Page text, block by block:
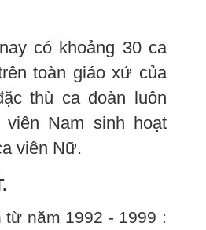
có khoảng 30 ca
toàn giáo xứ của
thù ca đoàn luôn
Nam sinh hoạt
viên Nữ.
từ năm 1992 - 1999 :